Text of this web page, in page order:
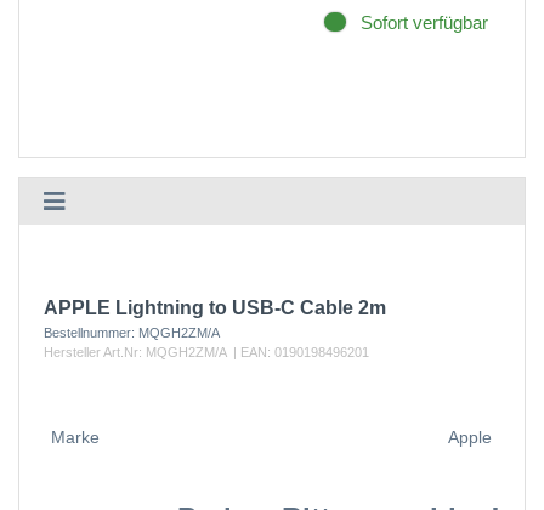
Sofort verfügbar
APPLE Lightning to USB-C Cable 2m
Bestellnummer: MQGH2ZM/A
Hersteller Art.Nr: MQGH2ZM/A| EAN: 0190198496201
Marke Apple